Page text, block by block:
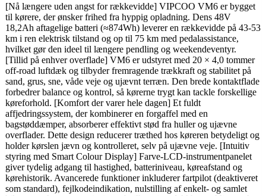
[Nå længere uden angst for rækkevidde] VIPCOO VM6 er bygget
til kørere, der ønsker frihed fra hyppig opladning. Dens 48V
18,2Ah aftagelige batteri (≈874Wh) leverer en rækkevidde på 43-53
km i ren elektrisk tilstand og op til 75 km med pedalassistance,
hvilket gør den ideel til længere pendling og weekendeventyr.
[Tillid på enhver overflade] VM6 er udstyret med 20 × 4,0 tommer
off-road luftdæk og tilbyder fremragende trækkraft og stabilitet på
sand, grus, sne, våde veje og ujævnt terræn. Den brede kontaktflade
forbedrer balance og kontrol, så kørerne trygt kan tackle forskellige
køreforhold. [Komfort der varer hele dagen] Et fuldt
affjedringssystem, der kombinerer en forgaffel med en
bagstøddæmper, absorberer effektivt stød fra huller og ujævne
overflader. Dette design reducerer træthed hos køreren betydeligt og
holder kørslen jævn og kontrolleret, selv på ujævne veje. [Intuitiv
styring med Smart Colour Display] Farve-LCD-instrumentpanelet
giver tydelig adgang til hastighed, batteriniveau, køreafstand og
kørehistorik. Avancerede funktioner inkluderer fartpilot (deaktiveret
som standard), fejlkodeindikation, nulstilling af enkelt- og samlet